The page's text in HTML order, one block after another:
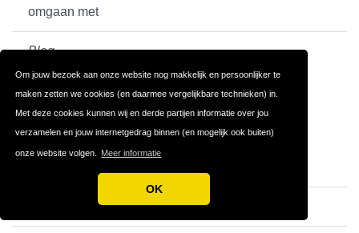
Om jouw bezoek aan onze website nog makkelijk en persoonlijker te
maken zetten we cookies (en daarmee vergelijkbare technieken) in.
Met deze cookies kunnen wij en derde partijen informatie over jou
verzamelen en jouw internetgedrag binnen (en mogelijk ook buiten)
onze website volgen. Meer informatie
OK
omgaan met
Blog
Nieuwe Datingsites